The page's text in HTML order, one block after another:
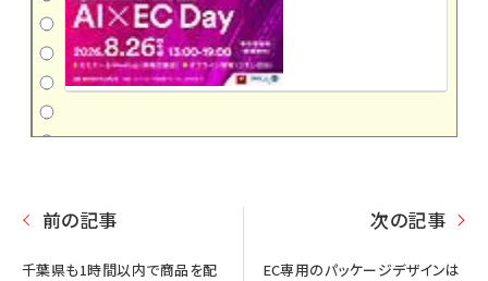
前の記事
千葉県も1時間以内で商品を配
次の記事
EC専用のパッケージデザインは